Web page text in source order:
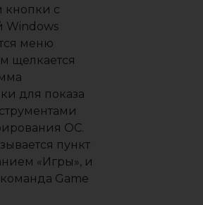
кнопки с
Windows
меню
щелкается
для показа
ОС.
пункт
«Игры», и
Game